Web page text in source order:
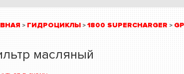
> ГИДРОЦИКЛЫ > 1800 SUPERCHARGER >
масляный